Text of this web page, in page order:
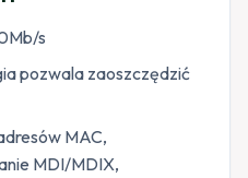
s
pozwala zaoszczędzić
MAC,
MDI/MDIX,